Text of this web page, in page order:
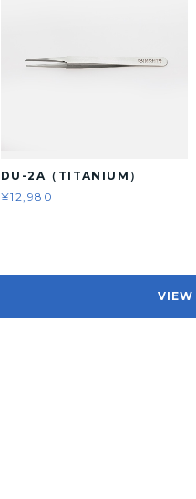
DU-2A（TITANIUM）
¥12,980
VIEW